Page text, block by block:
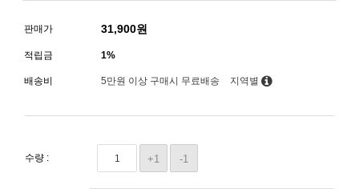
판매가 31,900원
적립금 1%
배송비 5만원 이상 구매시 무료배송 지역별
수량 : +1 -1